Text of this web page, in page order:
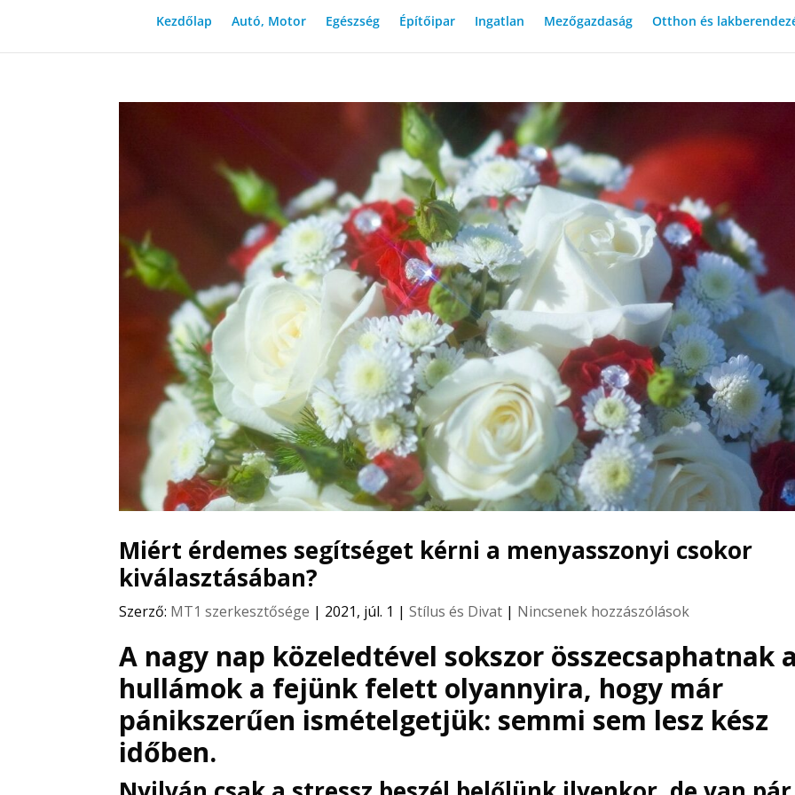
Kezdőlap Autó, Motor Egészség Építőipar Ingatlan Mezőgazdaság Otthon és
Miért érdemes segítséget kérni a menyasszonyi csokor
kiválasztásában?
Szerző: MT1 szerkesztősége | 2021, júl. 1 |Stílus és Divat | Nincsenek hozzászólások
A nagy nap közeledtével sokszor összecsaphatnak
hullámok a fejünk felett olyannyira, hogy már
pánikszerűen ismételgetjük: semmi sem lesz kész
időben.